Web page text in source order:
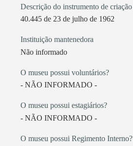
Descrição do instrumento de criação
40.445 de 23 de julho de 1962
Instituição mantenedora
Não informado
O museu possui voluntários?
- NÃO INFORMADO -
O museu possui estagiários?
- NÃO INFORMADO -
O museu possui Regimento Interno?